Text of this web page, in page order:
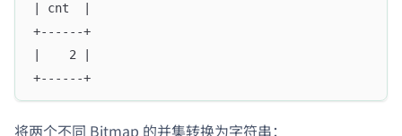
| cnt  |
+------+
|    2 |
+------+
将两个不同 Bitmap 的并集转换为字符串：